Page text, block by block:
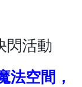
閃活動
法空間，